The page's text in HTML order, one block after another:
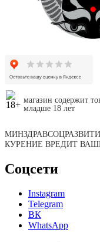
магазин содержит
младше 18 лет
КУРЕНИЕ ВРЕДИТ
Соцсети
Instagram
Telegram
ВК
WhatsApp